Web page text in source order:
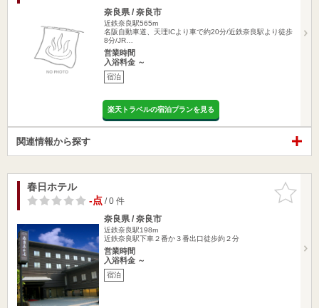
奈良県 / 奈良市
近鉄奈良駅565m
名阪自動車道、天理ICより車で約20分/近鉄奈良駅より徒歩
8分/JR…
営業時間
入浴料金 ～
宿泊
楽天トラベルの宿泊プランを見る
関連情報から探す
お気に入
りに追加
春日ホテル
-点/ 0 件
奈良県 / 奈良市
近鉄奈良駅198m
近鉄奈良駅下車２番か３番出口徒歩約２分
営業時間
入浴料金 ～
宿泊